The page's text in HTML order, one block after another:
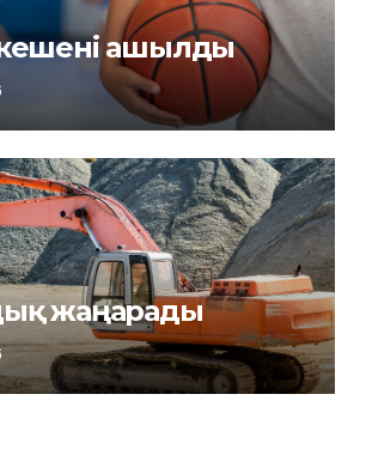
ашылды
жаңарады